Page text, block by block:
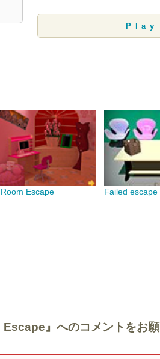
Play
Escape Failed escape
』へのコメントをお願